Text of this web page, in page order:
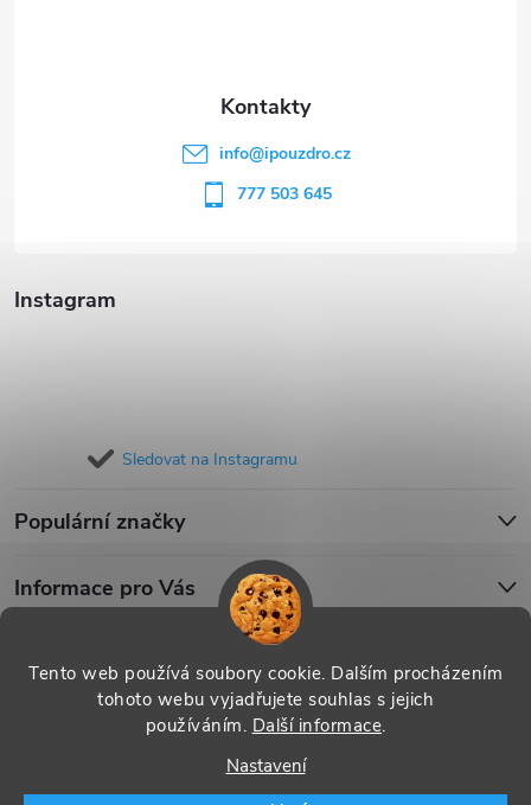
Tento web používá soubory cookie. Dalším procházením
tohoto webu vyjadřujete souhlas s jejich
používáním. Další informace.
Nastavení
Instagram
Sledovat na Instagramu
Populární značky
Informace pro Vás
info@ipouzdro.cz
777 503 645
Copyright 2026 . Všechna práva vyhrazena.
nastavení cookies